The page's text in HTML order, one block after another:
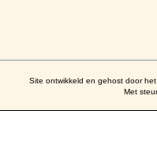
Site ontwikkeld en gehost door
Met